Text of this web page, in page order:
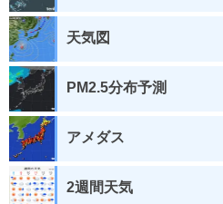
天気図
PM2.5分布予測
アメダス
2週間天気